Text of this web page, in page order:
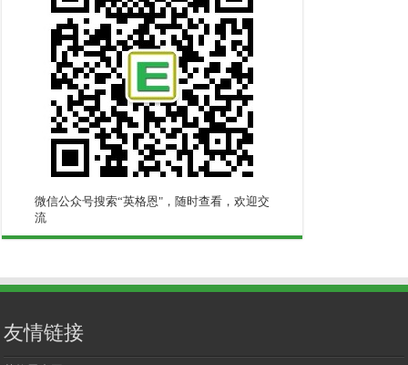
微信公众号搜索“英格恩"，随时查看，欢迎交
流
友情链接